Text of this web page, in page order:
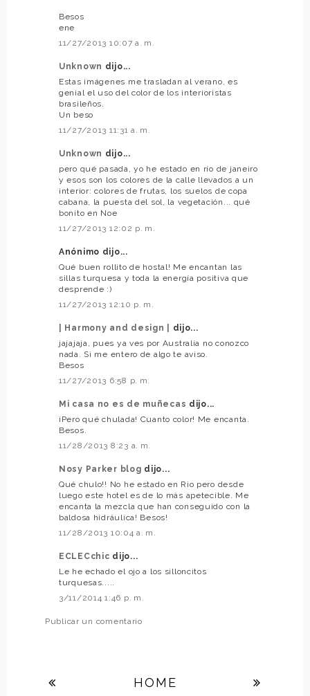
Besos
ene
11/27/2013 10:07 a. m.
Unknown dijo...
Estas imágenes me trasladan al verano, es
genial el uso del color de los interioristas
brasileños.
Un beso
11/27/2013 11:31 a. m.
Unknown dijo...
pero qué pasada, yo he estado en río de janeiro
y esos son los colores de la calle llevados a un
interior: colores de frutas, los suelos de copa
cabana, la puesta del sol, la vegetación... qué
bonito en Noe
11/27/2013 12:02 p. m.
Anónimo dijo...
Qué buen rollito de hostal! Me encantan las
sillas turquesa y toda la energía positiva que
desprende :)
11/27/2013 12:10 p. m.
| Harmony and design |
dijo...
jajajaja, pues ya ves por Australia no conozco
nada. Si me entero de algo te aviso.
Besos
11/27/2013 6:58 p. m.
Mi casa no es de muñecas dijo...
¡Pero qué chulada! Cuanto color! Me encanta.
Besos.
11/28/2013 8:23 a. m.
Nosy Parker blog dijo...
Qué chulo!! No he estado en Rio pero desde
luego este hotel es de lo más apetecible. Me
encanta la mezcla que han conseguido con la
baldosa hidráulica! Besos!
11/28/2013 10:04 a. m.
ECLECchic dijo...
Le he echado el ojo a los silloncitos
turquesas.....
3/11/2014 1:46 p. m.
Publicar un comentario
HOME